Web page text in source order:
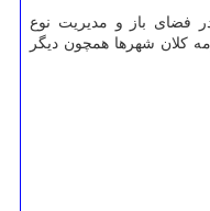
فضای باز و مدیریت نوع
شهرها همچون دیگر